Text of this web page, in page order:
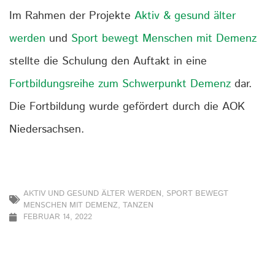
Im Rahmen der Projekte Aktiv & gesund älter
werden und Sport bewegt Menschen mit Demenz
stellte die Schulung den Auftakt in eine
Fortbildungsreihe zum Schwerpunkt Demenz dar.
Die Fortbildung wurde gefördert durch die AOK
Niedersachsen.
AKTIV UND GESUND ÄLTER WERDEN, SPORT BEWEGT
MENSCHEN MIT DEMENZ, TANZEN
FEBRUAR 14, 2022